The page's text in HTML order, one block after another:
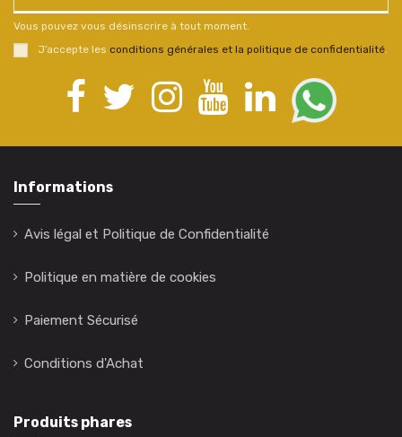
Vous pouvez vous désinscrire à tout moment.
J’accepte les conditions générales et la politique de confidentialité.
Informations
Avis légal et Politique de Confidentialité
Politique en matière de cookies
Paiement Sécurisé
Conditions d'Achat
Produits phares